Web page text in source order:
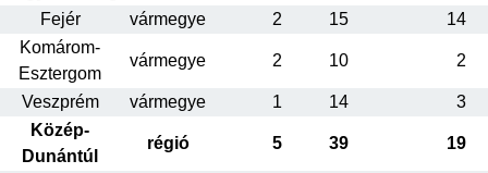
Fejér vármegye 2 15
14
Komárom-
Esztergom
vármegye 2 10 2
Veszprém vármegye 1 14
3
Közép-
Dunántúl
régió 5 39 19